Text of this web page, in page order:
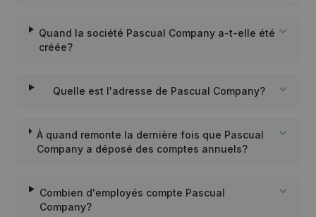
Quand la société Pascual Company a-t-elle été
créée?
Quelle est l'adresse de Pascual Company?
À quand remonte la dernière fois que Pascual
Company a déposé des comptes annuels?
Combien d'employés compte Pascual
Company?